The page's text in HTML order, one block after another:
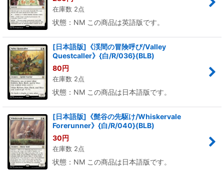
在庫数 2点
状態：NM この商品は英語版です。
[日本語版]《渓間の冒険呼び/Valley
Questcaller》{白/R/036}(BLB)
80円
在庫数 2点
状態：NM この商品は日本語版です。
[日本語版]《髭谷の先駆け/Whiskervale
Forerunner》{白/R/040}(BLB)
30円
在庫数 2点
状態：NM この商品は日本語版です。